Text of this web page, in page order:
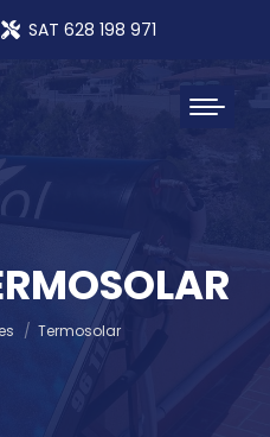
SAT 628 198 971
aquí:
Termosolar